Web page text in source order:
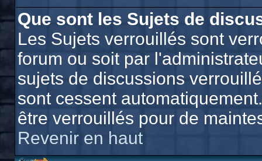
Que sont les Sujets de
Les Sujets verrouillés sont
forum ou soit par
sujets de discussions
sont cessent
être verrouillés pour de
Revenir en haut